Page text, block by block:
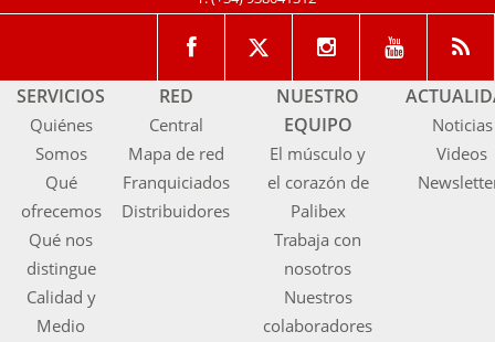
SERVICIOS
Quiénes
Somos
Qué
ofrecemos
Qué nos
distingue
Calidad y
Medio
RED
Central
Mapa de red
Franquiciados
Distribuidores
NUESTRO
EQUIPO
El músculo y
el corazón de
Palibex
Trabaja con
nosotros
Nuestros
colaboradores
Noticias
Videos